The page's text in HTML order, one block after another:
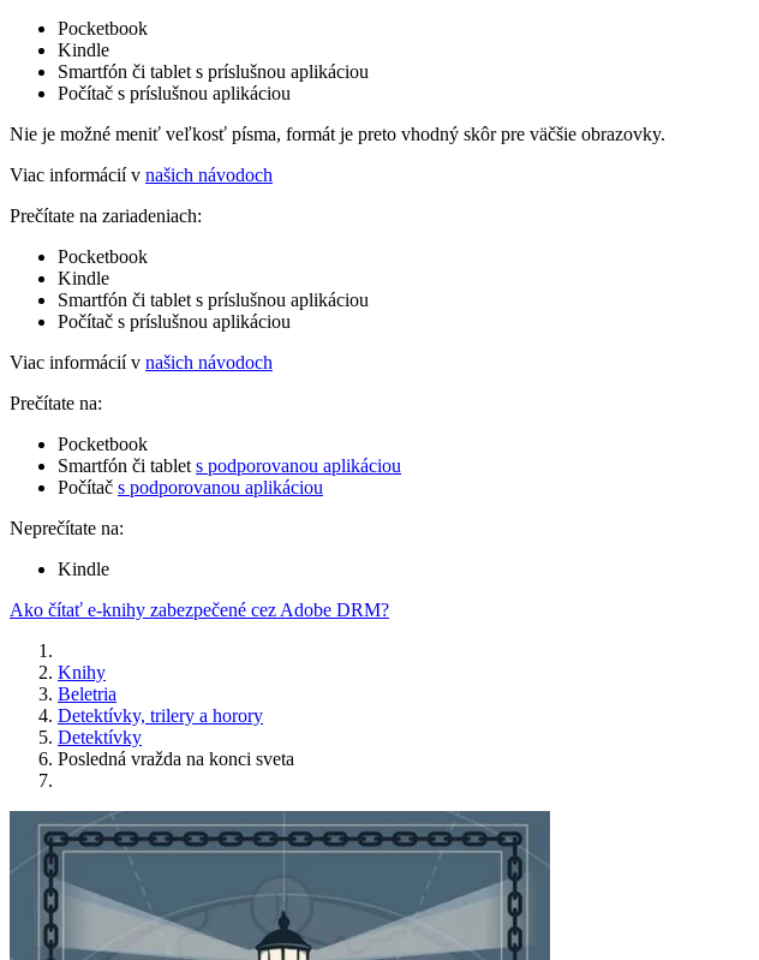
Pocketbook
Kindle
Smartfón či tablet s príslušnou aplikáciou
Počítač s príslušnou aplikáciou
Nie je možné meniť veľkosť písma, formát je preto vhodný skôr pre väčšie obrazovky.
Viac informácií v našich návodoch
Prečítate na zariadeniach:
Pocketbook
Kindle
Smartfón či tablet s príslušnou aplikáciou
Počítač s príslušnou aplikáciou
Viac informácií v našich návodoch
Prečítate na:
Pocketbook
Smartfón či tablet s podporovanou aplikáciou
Počítač s podporovanou aplikáciou
Neprečítate na:
Kindle
Ako čítať e-knihy zabezpečené cez Adobe DRM?
Knihy
Beletria
Detektívky, trilery a horory
Detektívky
Posledná vražda na konci sveta